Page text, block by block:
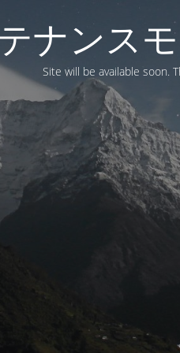
ナンス
Site will be available soon.